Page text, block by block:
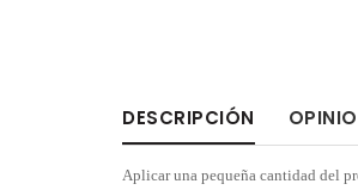
DESCRIPCIÓN
Aplicar una pequeña cantidad del